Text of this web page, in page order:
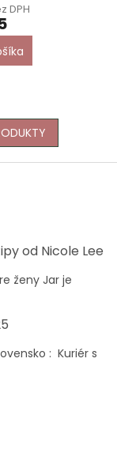
DPH
od Nicole Lee
ženy Jar je
: Kuriér s